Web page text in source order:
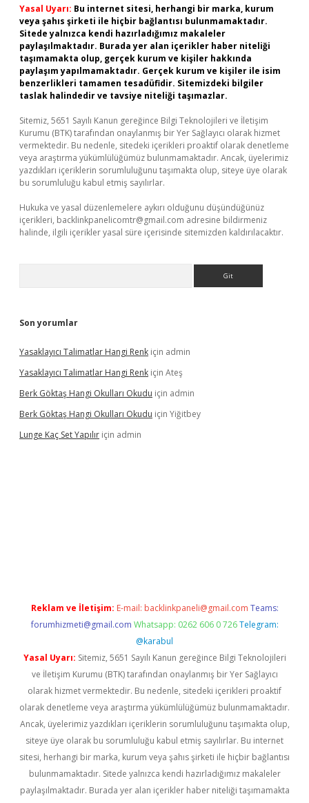
Yasal Uyarı: Bu internet sitesi, herhangi bir marka, kurum
veya şahıs şirketi ile hiçbir bağlantısı bulunmamaktadır.
Sitede yalnızca kendi hazırladığımız makaleler
paylaşılmaktadır. Burada yer alan içerikler haber niteliği
taşımamakta olup, gerçek kurum ve kişiler hakkında
paylaşım yapılmamaktadır. Gerçek kurum ve kişiler ile isim
benzerlikleri tamamen tesadüfidir. Sitemizdeki bilgiler
taslak halindedir ve tavsiye niteliği taşımazlar.
Sitemiz, 5651 Sayılı Kanun gereğince Bilgi Teknolojileri ve İletişim
Kurumu (BTK) tarafından onaylanmış bir Yer Sağlayıcı olarak hizmet
vermektedir. Bu nedenle, sitedeki içerikleri proaktif olarak denetleme
veya araştırma yükümlülüğümüz bulunmamaktadır. Ancak, üyelerimiz
yazdıkları içeriklerin sorumluluğunu taşımakta olup, siteye üye olarak
bu sorumluluğu kabul etmiş sayılırlar.
Hukuka ve yasal düzenlemelere aykırı olduğunu düşündüğünüz
içerikleri, backlinkpanelicomtr@gmail.com adresine bildirmeniz
halinde, ilgili içerikler yasal süre içerisinde sitemizden kaldırılacaktır.
Son yorumlar
Yasaklayıcı Talimatlar Hangi Renk için admin
Yasaklayıcı Talimatlar Hangi Renk için Ateş
Berk Göktaş Hangi Okulları Okudu için admin
Berk Göktaş Hangi Okulları Okudu için Yiğitbey
Lunge Kaç Set Yapılır için admin
Reklam ve İletişim: E-mail: backlinkpaneli@gmail.com Teams:
forumhizmeti@gmail.com Whatsapp: 0262 606 0 726 Telegram:
@karabul
Yasal Uyarı: Sitemiz, 5651 Sayılı Kanun gereğince Bilgi Teknolojileri
ve İletişim Kurumu (BTK) tarafından onaylanmış bir Yer Sağlayıcı
olarak hizmet vermektedir. Bu nedenle, sitedeki içerikleri proaktif
olarak denetleme veya araştırma yükümlülüğümüz bulunmamaktadır.
Ancak, üyelerimiz yazdıkları içeriklerin sorumluluğunu taşımakta olup,
siteye üye olarak bu sorumluluğu kabul etmiş sayılırlar. Bu internet
sitesi, herhangi bir marka, kurum veya şahıs şirketi ile hiçbir bağlantısı
bulunmamaktadır. Sitede yalnızca kendi hazırladığımız makaleler
paylaşılmaktadır. Burada yer alan içerikler haber niteliği taşımamakta